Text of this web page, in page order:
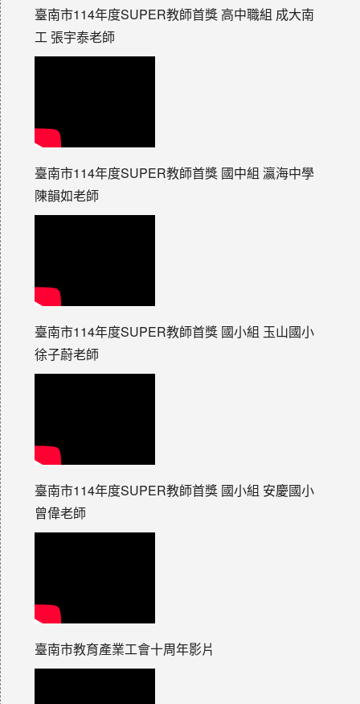
臺南市114年度SUPER教師首獎 高中職組 成大南
工 張宇泰老師
臺南市114年度SUPER教師首獎 國中組 瀛海中學
陳韻如老師
臺南市114年度SUPER教師首獎 國小組 玉山國小
徐子蔚老師
臺南市114年度SUPER教師首獎 國小組 安慶國小
曾偉老師
臺南市教育產業工會十周年影片